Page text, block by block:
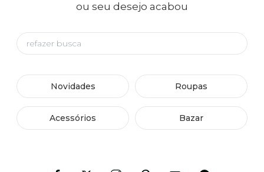
ou seu desejo acabou
Novidades Roupas
Acessórios Bazar